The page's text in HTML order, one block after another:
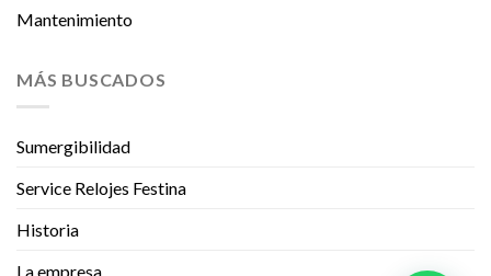
Mantenimiento
MÁS BUSCADOS
Sumergibilidad
Service Relojes Festina
Historia
La empresa